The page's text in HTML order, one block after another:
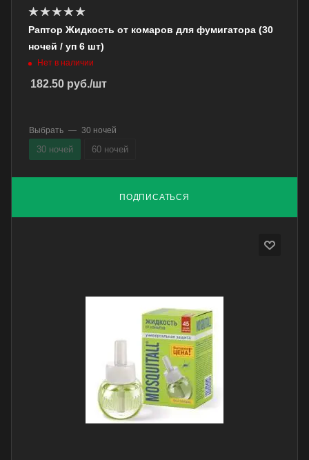
Раптор Жидкость от комаров для фумигатора (30
ночей / уп 6 шт)
Нет в наличии
182.50 руб./шт
ПОДПИСАТЬСЯ
Выбрать — 30 ночей
30 ночей 60 ночей